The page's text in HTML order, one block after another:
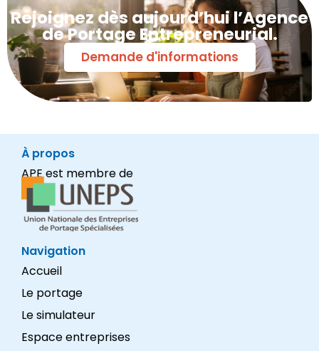
Rejoignez dès aujourd’hui l’Agence
de Portage Entrepreneurial.
Demande d'informations
À propos
APE est membre de
Navigation
Accueil
Le portage
Le simulateur
Espace entreprises